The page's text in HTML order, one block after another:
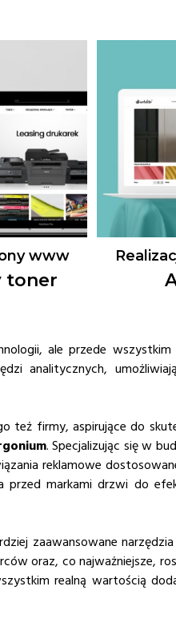
www
toner
ale przede wszystkim
analitycznych,
też firmy, aspirujące do
. Specjalizując się w
reklamowe
markami drzwi do
zaawansowane
oraz, co najważniejsze,
realną wartością